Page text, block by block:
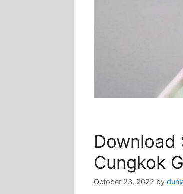
Download
Cungkok
October 23, 2022 by